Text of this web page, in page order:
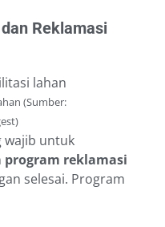
Reklamasi
(Sumber:
wajib untuk
program reklamasi
selesai. Program